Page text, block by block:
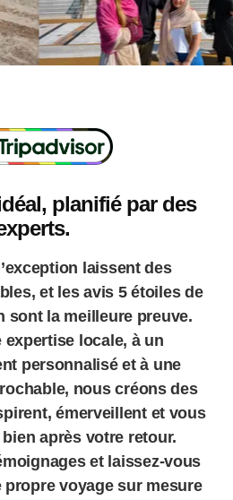
laissent des
et les avis 5 étoiles de
sont la meilleure preuve.
expertise locale, à un
personnalisé et à une
nous créons des
émerveillent et vous
après votre retour.